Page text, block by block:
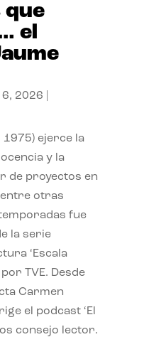
que
el
6, 2026
1975) ejerce la
y la
de proyectos en
entre otras
fue
la serie
‘Escala
TVE. Desde
Carmen
el podcast ‘El
consejo lector.